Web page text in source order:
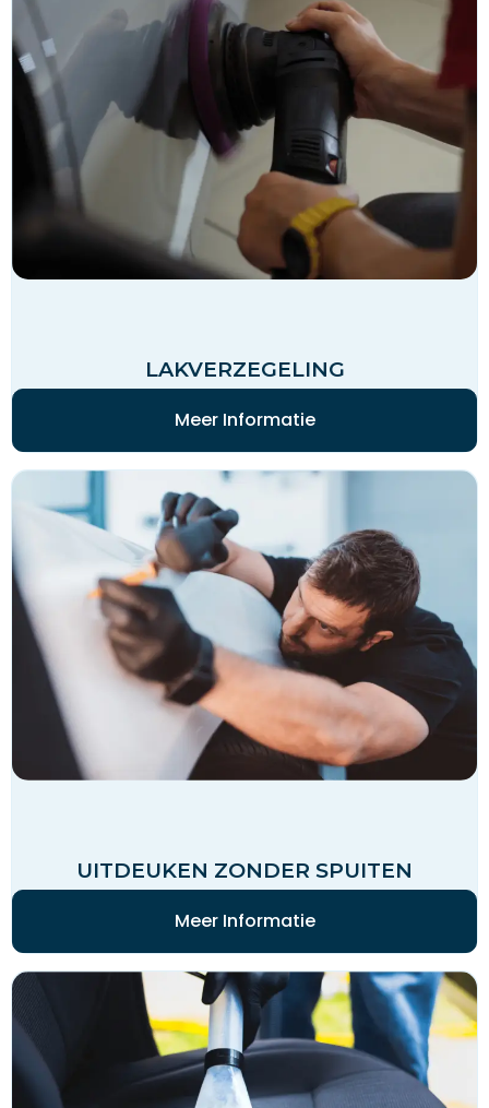
LAKVERZEGELING
Meer Informatie
UITDEUKEN ZONDER SPUITEN
Meer Informatie